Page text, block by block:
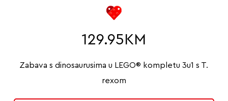
129.95 KM
Zabava s dinosaurusima u LEGO® kompletu 3u1 s T.
rexom